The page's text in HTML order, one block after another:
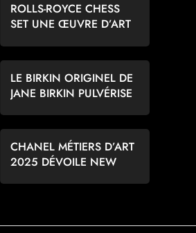
ROLLS-ROYCE CHESS
SET UNE ŒUVRE D’ART
LE BIRKIN ORIGINEL DE
JANE BIRKIN PULVÉRISE
CHANEL MÉTIERS D’ART
2025 DÉVOILE NEW